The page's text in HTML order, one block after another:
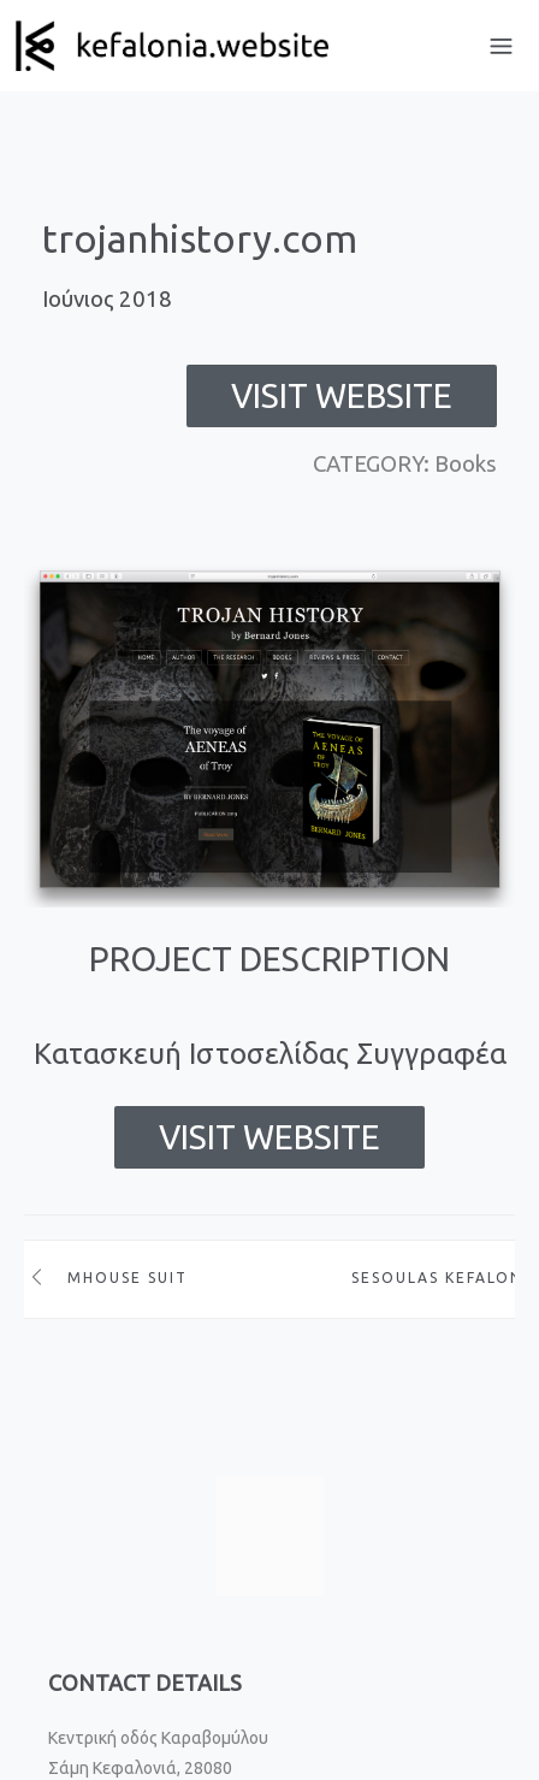
trojanhistory.com
Ιούνιος 2018
VISIT WEBSITE
CATEGORY: Books
PROJECT DESCRIPTION
Κατασκευή Ιστοσελίδας Συγγραφέα
VISIT WEBSITE
MHOUSE SUITES SESOULAS
CONTACT DETAILS
Κεντρική οδός Καραβομύλου
Σάμη Κεφαλονιά, 28080